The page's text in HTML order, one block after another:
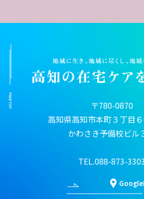
PAGETOP
〒780-0870
高知県高知市本町３丁目
かわさき予備校ビル
TEL.088-873-